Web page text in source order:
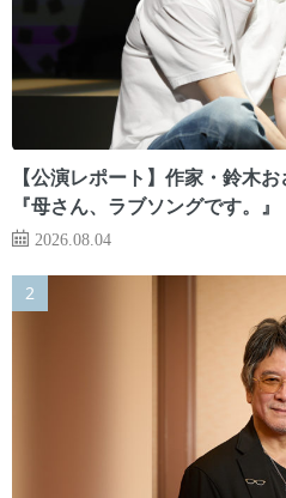
【公演レポート】作家・鈴木
『母さん、ラブソングです。』
2026.08.04